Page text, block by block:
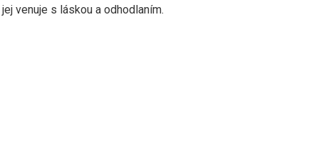
venuje s láskou a odhodlaním.